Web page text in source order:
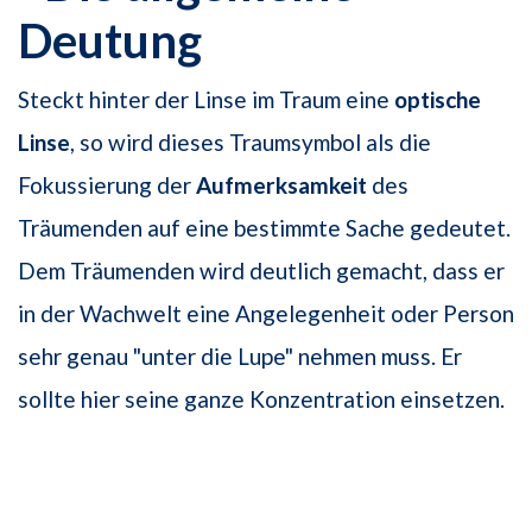
Deutung
Steckt hinter der Linse im Traum eine optische
Linse, so wird dieses Traumsymbol als die
Fokussierung derAufmerksamkeit des
Träumenden auf eine bestimmte Sache gedeutet.
Dem Träumenden wird deutlich gemacht, dass er
in der Wachwelt eine Angelegenheit oder Person
sehr genau "unter die Lupe" nehmen muss. Er
sollte hier seine ganze Konzentration einsetzen.